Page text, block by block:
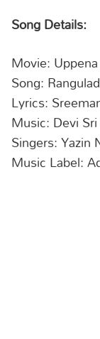
Song Details:
Movie:
Song:
Lyrics:
Music: Devi
Singers: Yazin
Music Label: